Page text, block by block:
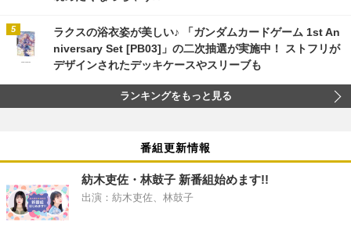
ラクスの浴衣姿が美しい♪ 「ガンダムカードゲーム 1st An
niversary Set [PB03]」の二次抽選が実施中！ ストフリが
デザインされたデッキケースやスリーブも
ランキングをもっと見る
番組更新情報
紡木吏佐・林鼓子 新番組始めます!!
出演：紡木吏佐、林鼓子